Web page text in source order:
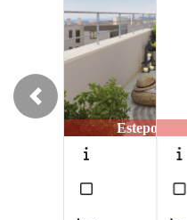
Previous